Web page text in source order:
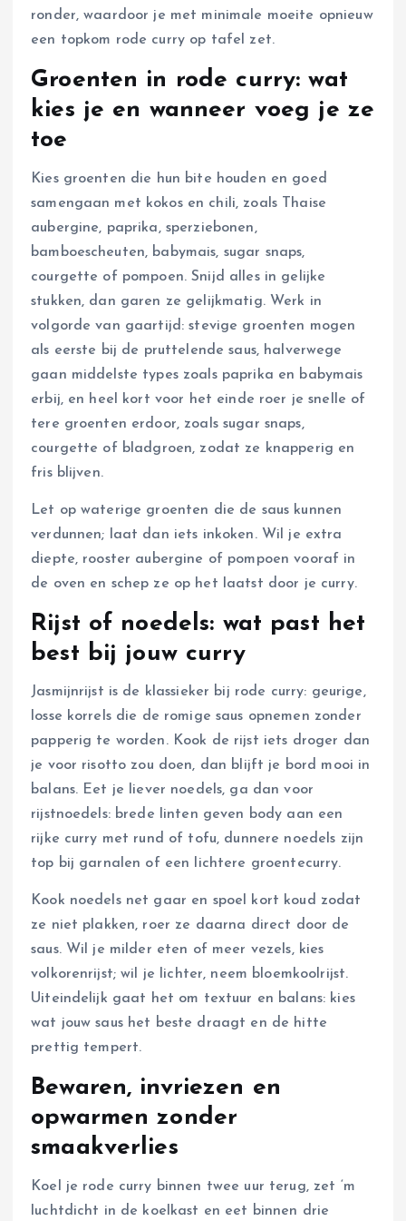
ronder, waardoor je met minimale moeite opnieuw
een topkom rode curry op tafel zet.
Groenten in rode curry: wat
kies je en wanneer voeg je ze
toe
Kies groenten die hun bite houden en goed
samengaan met kokos en chili, zoals Thaise
aubergine, paprika, sperziebonen,
bamboescheuten, babymais, sugar snaps,
courgette of pompoen. Snijd alles in gelijke
stukken, dan garen ze gelijkmatig. Werk in
volgorde van gaartijd: stevige groenten mogen
als eerste bij de pruttelende saus, halverwege
gaan middelste types zoals paprika en babymais
erbij, en heel kort voor het einde roer je snelle of
tere groenten erdoor, zoals sugar snaps,
courgette of bladgroen, zodat ze knapperig en
fris blijven.
Let op waterige groenten die de saus kunnen
verdunnen; laat dan iets inkoken. Wil je extra
diepte, rooster aubergine of pompoen vooraf in
de oven en schep ze op het laatst door je curry.
Rijst of noedels: wat past het
best bij jouw curry
Jasmijnrijst is de klassieker bij rode curry: geurige,
losse korrels die de romige saus opnemen zonder
papperig te worden. Kook de rijst iets droger dan
je voor risotto zou doen, dan blijft je bord mooi in
balans. Eet je liever noedels, ga dan voor
rijstnoedels: brede linten geven body aan een
rijke curry met rund of tofu, dunnere noedels zijn
top bij garnalen of een lichtere groentecurry.
Kook noedels net gaar en spoel kort koud zodat
ze niet plakken, roer ze daarna direct door de
saus. Wil je milder eten of meer vezels, kies
volkorenrijst; wil je lichter, neem bloemkoolrijst.
Uiteindelijk gaat het om textuur en balans: kies
wat jouw saus het beste draagt en de hitte
prettig tempert.
Bewaren, invriezen en
opwarmen zonder
smaakverlies
Koel je rode curry binnen twee uur terug, zet ‘m
luchtdicht in de koelkast en eet binnen drie